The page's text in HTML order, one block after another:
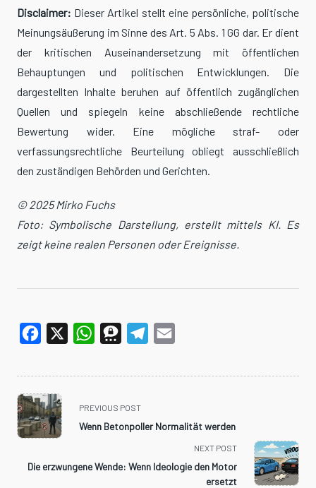
Disclaimer: Dieser Artikel stellt eine persönliche, politische
Meinungsäußerung im Sinne des Art. 5 Abs. 1 GG dar. Er dient
der kritischen Auseinandersetzung mit öffentlichen
Behauptungen und politischen Entwicklungen. Die
dargestellten Inhalte beruhen auf öffentlich zugänglichen
Quellen und spiegeln keine abschließende rechtliche
Bewertung wider. Eine mögliche straf- oder
verfassungsrechtliche Beurteilung obliegt ausschließlich
den zuständigen Behörden und Gerichten.
© 2025 Mirko Fuchs
Foto: Symbolische Darstellung, erstellt mittels KI. Es
zeigt keine realen Personen oder Ereignisse.
Facebook WhatsAppThreemaTelegram
<span
class="nav-
subtitle
reader-
PREVIOUS POST
Wenn Betonpoller Normalität werden
NEXT POST
Die erzwungene Wende: Wenn Ideologie den Motor
ersetzt